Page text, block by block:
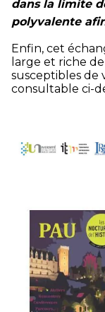
dans la limite
polyvalente
Enfin, cet
large et riche
susceptibles de
consultable ci-